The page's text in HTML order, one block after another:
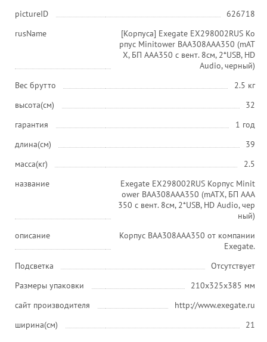
pictureID
626718
rusName
[Корпуса] Exegate EX298002RUS Ко
рпус Minitower BAA308AAA350 (mAT
X, БП AAA350 с вент. 8см, 2*USB, HD
Audio, черный)
Вес брутто
2.5 кг
высота(см)
32
гарантия
1 год
длина(см)
39
масса(кг)
2.5
название
Exegate EX298002RUS Корпус Minit
ower BAA308AAA350 (mATX, БП AAA
350 с вент. 8см, 2*USB, HD Audio, чер
ный)
описание
Корпус BAA308AAA350 от компании
Exegate.
Подсветка
Отсутствует
Размеры упаковки
210х325х385 мм
сайт производителя
http://www.exegate.ru
ширина(см)
21